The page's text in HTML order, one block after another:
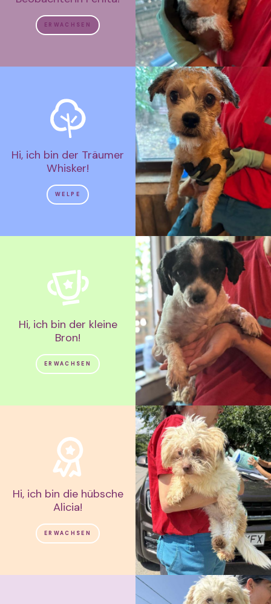
ERWACHSEN
Hi, ich bin der Träumer
Whisker!
WELPE
Hi, ich bin der kleine
Bron!
ERWACHSEN
Hi, ich bin die hübsche
Alicia!
ERWACHSEN